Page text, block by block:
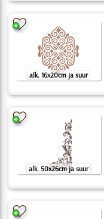
alk. 16x20cm ja suur
alk. 50x26cm ja suur